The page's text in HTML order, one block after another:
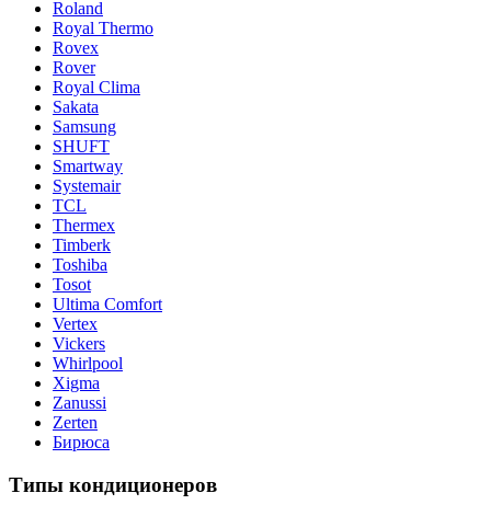
Roland
Royal Thermo
Rovex
Rover
Royal Clima
Sakata
Samsung
SHUFT
Smartway
Systemair
TCL
Thermex
Timberk
Toshiba
Tosot
Ultima Comfort
Vertex
Vickers
Whirlpool
Xigma
Zanussi
Zerten
Бирюса
Типы кондиционеров